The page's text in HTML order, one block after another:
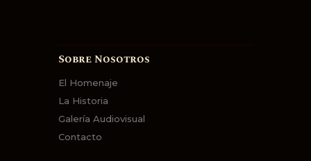
Sobre Nosotros
El Homenaje
La Historia
Galería Audiovisual
Contacto